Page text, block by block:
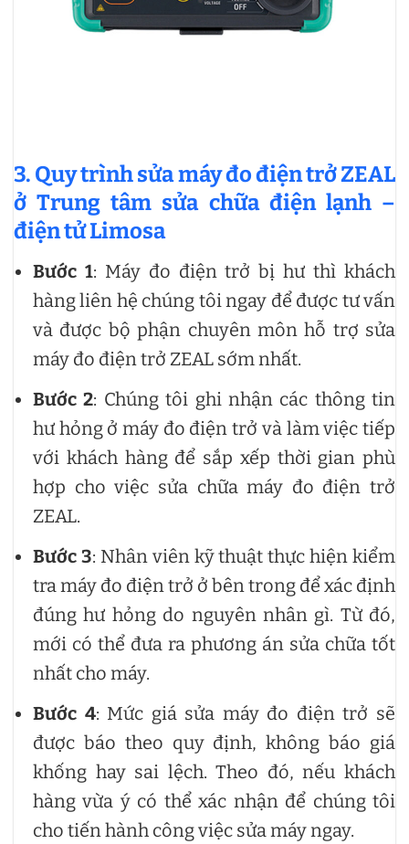
3. Quy trình sửa máy đo điện trở ZEAL
ở Trung tâm sửa chữa điện lạnh –
điện tử Limosa
Bước 1: Máy đo điện trở bị hư thì khách
hàng liên hệ chúng tôi ngay để được tư vấn
và được bộ phận chuyên môn hỗ trợ sửa
máy đo điện trở ZEAL sớm nhất.
Bước 2: Chúng tôi ghi nhận các thông tin
hư hỏng ở máy đo điện trở và làm việc tiếp
với khách hàng để sắp xếp thời gian phù
hợp cho việc sửa chữa máy đo điện trở
ZEAL.
Bước 3: Nhân viên kỹ thuật thực hiện kiểm
tra máy đo điện trở ở bên trong để xác định
đúng hư hỏng do nguyên nhân gì. Từ đó,
mới có thể đưa ra phương án sửa chữa tốt
nhất cho máy.
Bước 4: Mức giá sửa máy đo điện trở sẽ
được báo theo quy định, không báo giá
khống hay sai lệch. Theo đó, nếu khách
hàng vừa ý có thể xác nhận để chúng tôi
cho tiến hành công việc sửa máy ngay.